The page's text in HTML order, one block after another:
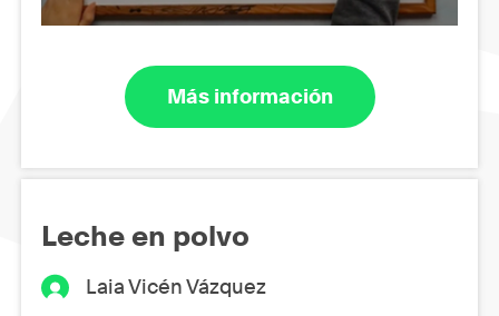
Más información
Leche en polvo
Laia Vicén Vázquez